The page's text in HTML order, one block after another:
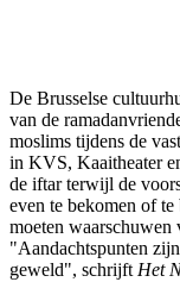
De Brusselse
van de
moslims tijdens de
in KVS, Kaaitheater
de iftar terwijl de
even te bekomen of
moeten
"Aandachtspunten
geweld", schrijft Het